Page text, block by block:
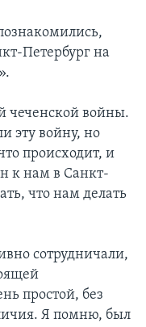
Петербург на
чеченской войны.
эту войну, но
происходит, и
к нам в Санкт-
что нам делать
сотрудничали,
простой, без
Я помню, был